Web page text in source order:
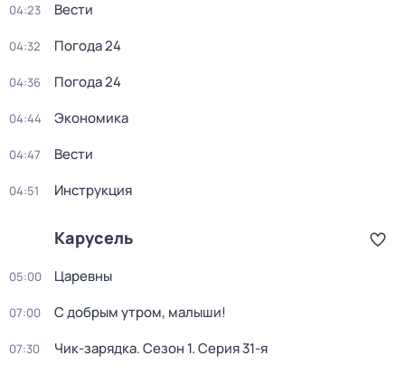
04:23 Вести
04:32 Погода 24
04:36 Погода 24
04:44 Экономика
04:47 Вести
04:51 Инструкция
Карусель
05:00 Царевны
07:00 С добрым утром, малыши!
07:30 Чик-зарядка. Сезон 1. Серия 31-я